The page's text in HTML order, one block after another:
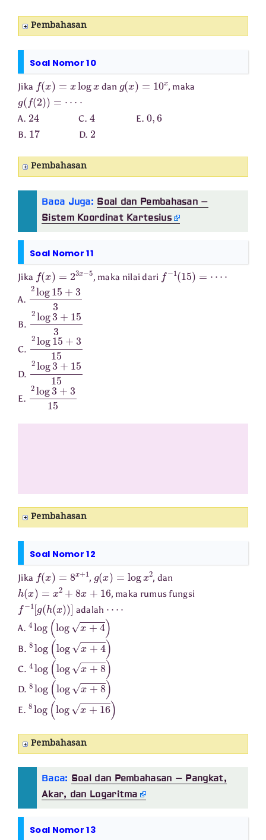
Pembahasan
Soal Nomor 10
Jika (x )= logx dan ( ) 10x , maka
g ( f(2)) =
A. 24C. 4E.0 6
B. 17D. 2
Pembahasan
Baca Juga: Soal dan Pembahasan –
Sistem Koordinat Kartesius
Soal Nomor 11
Jika (x )= 3x−5 , maka nilai dari f−1(15)
A. 2log15+33
B. 2log3+153
C. 2log15+315
D. 2log3+1515
E. 2log3+3 15
Pembahasan
Soal Nomor 12
Jika (x )= x+1 , ( ) log , dan
h ( ) = 2 + 8x + 16 , maka rumus fungsi
f−1[ (h ( x))] adalah ⋯
A. 4log (log +4)
B. 8log (log +4)
C. 4log (log +8)
D. 8log (log +8)
E. 8log (log +16)
Pembahasan
Baca: Soal dan Pembahasan – Pangkat,
Akar, dan Logaritma
Soal Nomor 13